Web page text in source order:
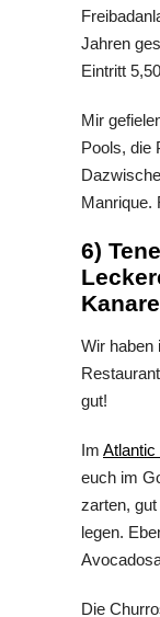
Jahren
Eintritt
Mir
Pools, die
Manrique.
6)
Wir haben
gut!
Im Atlantic
euch im
zarten,
legen.
Die